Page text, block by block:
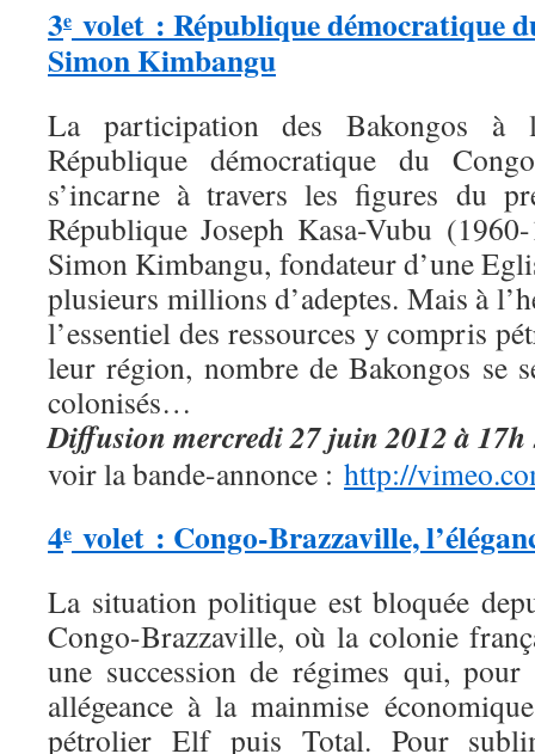
3e volet : République démocratique
Simon Kimbangu
La participation des Bakongos à
République démocratique du
s’incarne à travers les figures du
République Joseph Kasa-Vubu
Simon Kimbangu, fondateur d’une
plusieurs millions d’adeptes. Mais à
l’essentiel des ressources y compris
leur région, nombre de Bakongos se
colonisés…
Diffusion mercredi 27 juin 2012 à 17h
voir la bande-annonce : http://
4e volet : Congo-Brazzaville,
La situation politique est bloquée
Congo-Brazzaville, où la colonie
une succession de régimes qui,
allégeance à la mainmise
pétrolier Elf puis Total. Pour